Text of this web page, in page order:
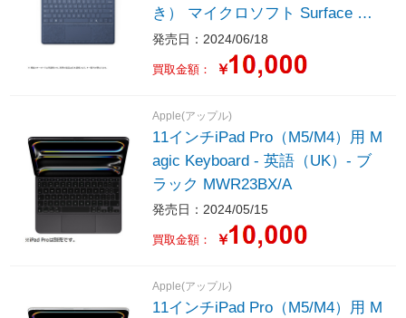
き） マイクロソフト Surface サ
ファイア 8X600209
発売日：2024/06/18
買取金額： ￥
Apple(アップル)
11インチiPad Pro（M5/M4）用 M
agic Keyboard - 英語（UK）- ブ
ラック MWR23BX/A
発売日：2024/05/15
買取金額： ￥
Apple(アップル)
11インチiPad Pro（M5/M4）用 M